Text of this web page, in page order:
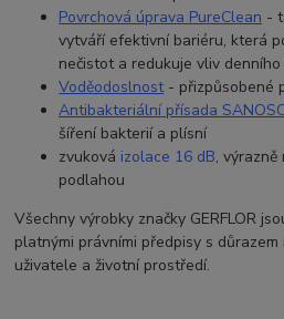
Povrchová úprava PureClean -
vytváří efektivní bariéru, která
nečistot a redukuje vliv
Voděodoslnost- přizpůsobené
Antibakteriální přísada
šíření bakterií a plísní
zvuková izolace 16 dB,
podlahou
Všechny výrobky značky GERFLOR
platnými právními předpisy s
uživatele a životní prostředí.